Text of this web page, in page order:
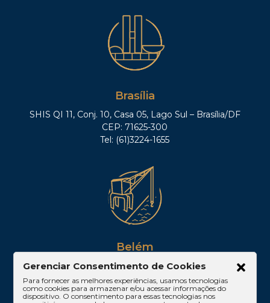
Brasília
SHIS QI 11, Conj. 10, Casa 05, Lago Sul – Brasília/DF
CEP: 71625-300
Tel: (61)3224-1655
Belém
Av. Visconde de Souza Franco, 05, Sala 2102 –
Edifício Quadra Corporate, Umarizal – Belém/PA
CEP: 66053-000
Gerenciar Consentimento de Cookies
Para fornecer as melhores experiências, usamos tecnologias
como cookies para armazenar e/ou acessar informações do
dispositivo. O consentimento para essas tecnologias nos